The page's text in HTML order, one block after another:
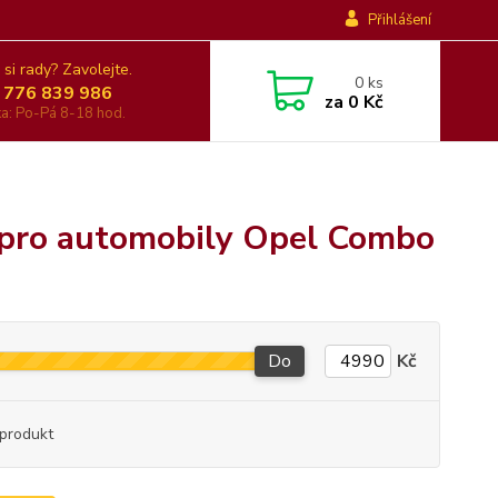
Přihlášení
rady? Zavolejte.
839 986
Po-Pá 8-18 hod.
0ks
za 0 Kč
automobily Opel Combo
Do Kč